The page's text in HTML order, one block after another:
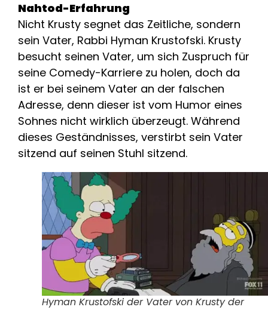
Nahtod-Erfahrung
Nicht Krusty segnet das Zeitliche, sondern
sein Vater, Rabbi Hyman Krustofski. Krusty
besucht seinen Vater, um sich Zuspruch für
seine Comedy-Karriere zu holen, doch da
ist er bei seinem Vater an der falschen
Adresse, denn dieser ist vom Humor eines
Sohnes nicht wirklich überzeugt. Während
dieses Geständnisses, verstirbt sein Vater
sitzend auf seinen Stuhl sitzend.
Hyman Krustofski der Vater von Krusty der